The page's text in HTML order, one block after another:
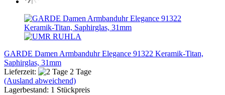
GARDE Damen Armbanduhr Elegance 91322 Keramik-Titan,
Saphirglas, 31mm
Lieferzeit:
2 Tage
(Ausland abweichend)
Lagerbestand: 1 Stückpreis